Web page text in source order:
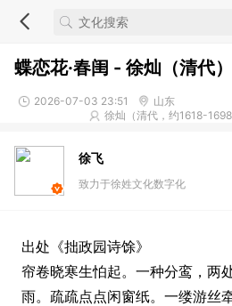
蝶恋花·春闺 - 徐灿（清代）
2026-07-03 23:51 山东
徐灿（清代，约1618-
徐飞
致力于徐姓文化数字化
出处《拙政园诗馀》
帘卷晓寒生怕起。一种分鸾，两
雨。疏疏点点闲窗纸。一缕游丝